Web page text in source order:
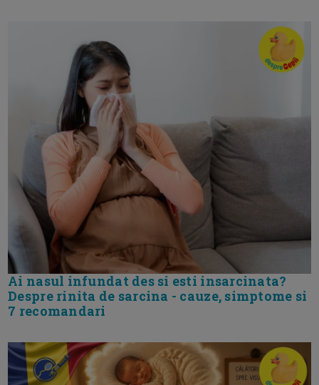
Ai nasul infundat des si esti insarcinata?
Despre rinita de sarcina - cauze, simptome si
7 recomandari